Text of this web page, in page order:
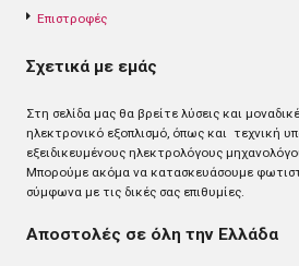
Επιστροφές
Σχετικά με εμάς
Στη σελίδα μας θα βρείτε λύσεις και
ηλεκτρονικό εξοπλισμό, όπως και τεχνική
εξειδικευμένους ηλεκτρολόγους
Mπορούμε ακόμα να κατασκευάσουμε
σύμφωνα με τις δικές σας επιθυμίες.
Αποστολές σε όλη την Ελλάδα